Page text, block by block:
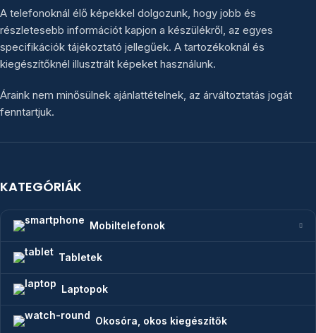
A telefonoknál élő képekkel dolgozunk, hogy jobb és
részletesebb információt kapjon a készülékről, az egyes
specifikációk tájékoztató jellegűek. A tartozékoknál és
kiegészítőknél illusztrált képeket használunk.
Áraink nem minősülnek ajánlattételnek, az árváltoztatás jogát
fenntartjuk.
KATEGÓRIÁK
Mobiltelefonok
Tabletek
Laptopok
Okosóra, okos kiegészítők